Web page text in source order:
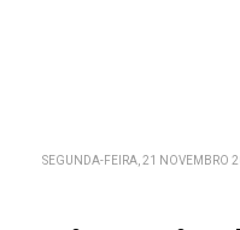
SEGUNDA-FEIRA, 21 NOVEMBRO